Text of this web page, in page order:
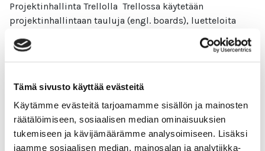
Tämä sivusto käyttää evästeitä
Käytämme evästeitä tarjoamamme sisällön ja mainosten
räätälöimiseen, sosiaalisen median ominaisuuksien
tukemiseen ja kävijämäärämme analysoimiseen. Lisäksi
jaamme sosiaalisen median, mainosalan ja analytiikka-
Projektinhallinta Trellolla Trellossa käytetään
projektinhallintaan tauluja (engl. boards), luetteloita
(engl. lists) ja kortteja (engl. cards). Taulut ovat
yksittäisiä projekteja. Luettelot ovat projektin eri
vaiheita.
Lue lisää